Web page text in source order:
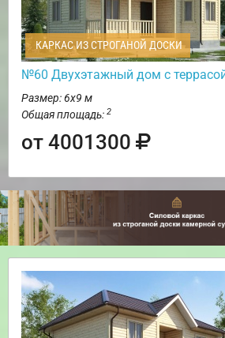
КАРКАС ИЗ СТРОГАНОЙ ДОСКИ
№60 Двухэтажный дом с
Размер: 6х9 м
Общая площадь: 2
от 4001300